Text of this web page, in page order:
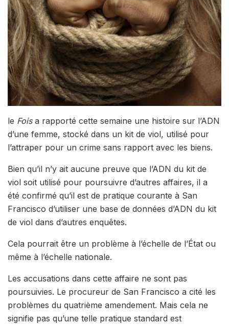
le Foisa rapporté cette semaine une histoire sur l’ADN
d’une femme, stocké dans un kit de viol, utilisé pour
l’attraper pour un crime sans rapport avec les biens.
Bien qu’il n’y ait aucune preuve que l’ADN du kit de
viol soit utilisé pour poursuivre d’autres affaires, il a
été confirmé qu’il est de pratique courante à San
Francisco d’utiliser une base de données d’ADN du kit
de viol dans d’autres enquêtes.
Cela pourrait être un problème à l’échelle de l’État ou
même à l’échelle nationale.
Les accusations dans cette affaire ne sont pas
poursuivies. Le procureur de San Francisco a cité les
problèmes du quatrième amendement. Mais cela ne
signifie pas qu’une telle pratique standard est